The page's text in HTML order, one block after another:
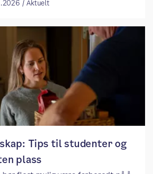
/ Aktuelt
Tips til studenter og
plass